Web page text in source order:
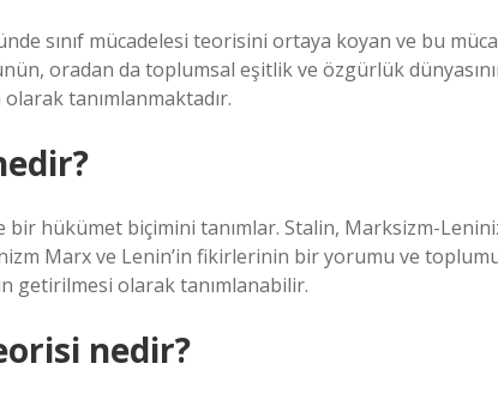
sınıf mücadelesi teorisini ortaya koyan ve bu
oradan da toplumsal eşitlik ve özgürlük
tanımlanmaktadır.
bir hükümet biçimini tanımlar. Stalin, Marksizm-
Marx ve Lenin’in fikirlerinin bir yorumu ve
getirilmesi olarak tanımlanabilir.
nedir?